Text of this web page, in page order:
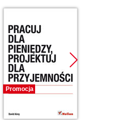
Promocja